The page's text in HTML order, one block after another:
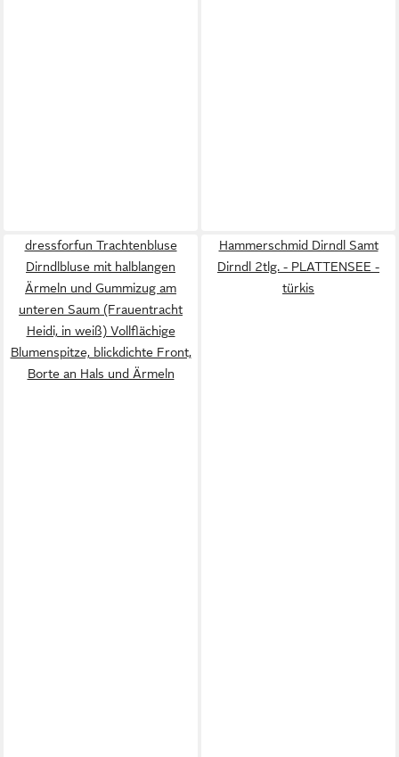
dressforfun Trachtenbluse
Dirndlbluse mit halblangen
Ärmeln und Gummizug am
unteren Saum (Frauentracht
Heidi, in weiß) Vollflächige
Blumenspitze, blickdichte Front,
Borte an Hals und Ärmeln
Hammerschmid Dirndl Samt
Dirndl 2tlg. - PLATTENSEE -
türkis